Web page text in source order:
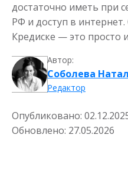
достаточно иметь при
РФ и доступ в
Кредиске — это просто
Автор:
Соболева
Редактор
Опубликовано:
Обновлено: 27.05.2026